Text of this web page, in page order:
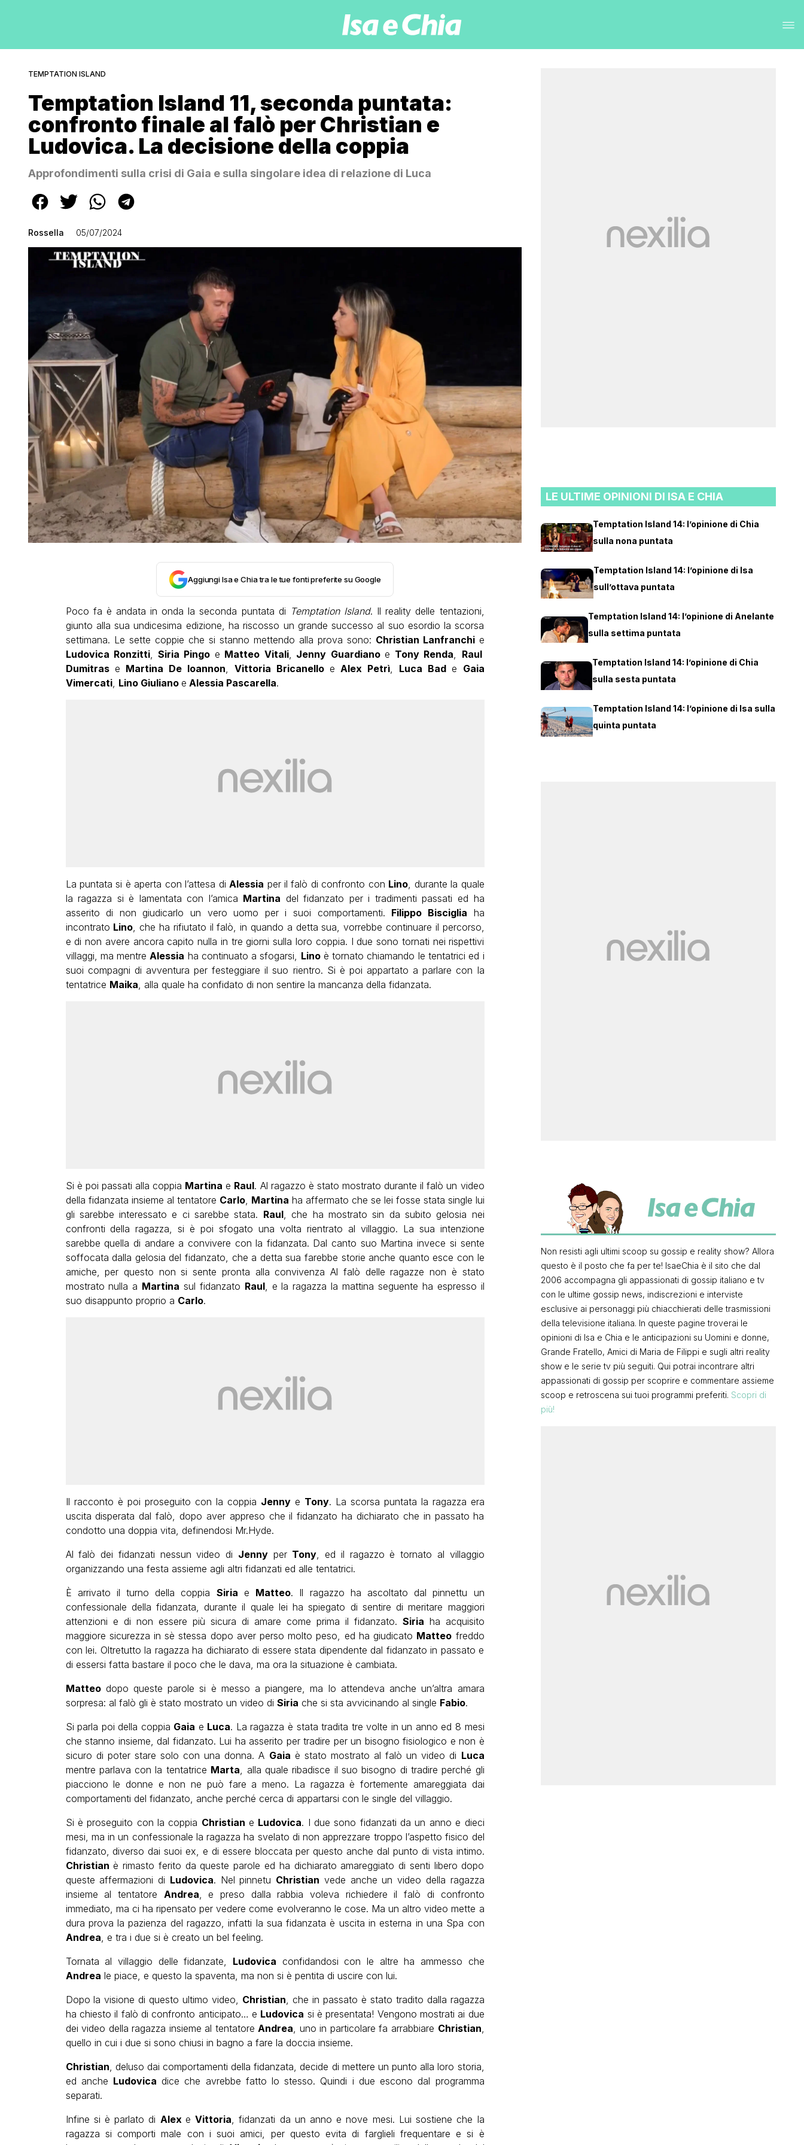
TEMPTATION ISLAND
Temptation Island 11, seconda puntata:
confronto finale al falò per Christian e
Ludovica. La decisione della coppia
Approfondimenti sulla crisi di Gaia e sulla singolare idea di relazione di Luca
Rossella 05/07/2024
Aggiungi Isa e Chia tra le tue fonti preferite su Google
Poco fa è andata in onda la seconda puntata di Temptation Island. Il reality delle tentazioni,
giunto alla sua undicesima edizione, ha riscosso un grande successo al suo esordio la scorsa
settimana. Le sette coppie che si stanno mettendo alla prova sono: Christian Lanfranchi e
Ludovica Ronzitti
Siria Pingo e Matteo Vitali, Jenny Guardianoe Tony Renda
Raul
Dumitras e Martina De Ioannon Vittoria Bricanelloe Alex Petrì Luca Bade Gaia
Vimercati, Lino Giuliano e Alessia Pascarella.
La puntata si è aperta con l’attesa di Alessia per il falò di confronto con Lino , durante la quale
la ragazza si è lamentata con l’amica Martina del fidanzato per i tradimenti passati ed ha
asserito di non giudicarlo un vero uomo per i suoi comportamenti. Filippo Bisciglia ha
incontrato Lino , che ha rifiutato il falò, in quando a detta sua, vorrebbe continuare il percorso,
e di non avere ancora capito nulla in tre giorni sulla loro coppia. I due sono tornati nei rispettivi
villaggi, ma mentre Alessia ha continuato a sfogarsi, Linoè tornato chiamando le tentatrici ed i
suoi compagni di avventura per festeggiare il suo rientro. Si è poi appartato a parlare con la
tentatrice Maika , alla quale ha confidato di non sentire la mancanza della fidanzata.
Si è poi passati alla coppia Martina e Raul. Al ragazzo è stato mostrato durante il falò un video
della fidanzata insieme al tentatore Carlo, Martina ha affermato che se lei fosse stata single lui
gli sarebbe interessato e ci sarebbe stata. Raul, che ha mostrato sin da subito gelosia nei
confronti della ragazza, si è poi sfogato una volta rientrato al villaggio. La sua intenzione
sarebbe quella di andare a convivere con la fidanzata. Dal canto suo Martina invece si sente
soffocata dalla gelosia del fidanzato, che a detta sua farebbe storie anche quanto esce con le
amiche, per questo non si sente pronta alla convivenza Al falò delle ragazze non è stato
mostrato nulla a Martina sul fidanzato Raul, e la ragazza la mattina seguente ha espresso il
suo disappunto proprio a Carlo.
Il racconto è poi proseguito con la coppia Jennye Tony. La scorsa puntata la ragazza era
uscita disperata dal falò, dopo aver appreso che il fidanzato ha dichiarato che in passato ha
condotto una doppia vita, definendosi Mr.Hyde.
Al falò dei fidanzati nessun video di Jennyper Tony , ed il ragazzo è tornato al villaggio
organizzando una festa assieme agli altri fidanzati ed alle tentatrici.
È arrivato il turno della coppia Siria e Matteo. Il ragazzo ha ascoltato dal pinnettu un
confessionale della fidanzata, durante il quale lei ha spiegato di sentire di meritare maggiori
attenzioni e di non essere più sicura di amare come prima il fidanzato. Siria ha acquisito
maggiore sicurezza in sè stessa dopo aver perso molto peso, ed ha giudicato Matteo freddo
con lei. Oltretutto la ragazza ha dichiarato di essere stata dipendente dal fidanzato in passato e
di essersi fatta bastare il poco che le dava, ma ora la situazione è cambiata.
Matteodopo queste parole si è messo a piangere, ma lo attendeva anche un’altra amara
sorpresa: al falò gli è stato mostrato un video di Siria che si sta avvicinando al single Fabio.
Si parla poi della coppia Gaia e Luca. La ragazza è stata tradita tre volte in un anno ed 8 mesi
che stanno insieme, dal fidanzato. Lui ha asserito per tradire per un bisogno fisiologico e non è
sicuro di poter stare solo con una donna. A Gaia è stato mostrato al falò un video di Luca
mentre parlava con la tentatrice Marta , alla quale ribadisce il suo bisogno di tradire perché gli
piacciono le donne e non ne può fare a meno. La ragazza è fortemente amareggiata dai
comportamenti del fidanzato, anche perché cerca di appartarsi con le single del villaggio.
Si è proseguito con la coppia Christian e Ludovica. I due sono fidanzati da un anno e dieci
mesi, ma in un confessionale la ragazza ha svelato di non apprezzare troppo l’aspetto fisico del
fidanzato, diverso dai suoi ex, e di essere bloccata per questo anche dal punto di vista intimo.
Christian è rimasto ferito da queste parole ed ha dichiarato amareggiato di senti libero dopo
queste affermazioni di Ludovica. Nel pinnetu Christian vede anche un video della ragazza
insieme al tentatore Andrea , e preso dalla rabbia voleva richiedere il falò di confronto
immediato, ma ci ha ripensato per vedere come evolveranno le cose. Ma un altro video mette a
dura prova la pazienza del ragazzo, infatti la sua fidanzata è uscita in esterna in una Spa con
Andrea , e tra i due si è creato un bel feeling.
Tornata al villaggio delle fidanzate, Ludovica confidandosi con le altre ha ammesso che
Andrea le piace, e questo la spaventa, ma non si è pentita di uscire con lui.
Dopo la visione di questo ultimo video, Christian , che in passato è stato tradito dalla ragazza
ha chiesto il falò di confronto anticipato… e Ludovica si è presentata! Vengono mostrati ai due
dei video della ragazza insieme al tentatore Andrea , uno in particolare fa arrabbiare Christian
quello in cui i due si sono chiusi in bagno a fare la doccia insieme.
Christian , deluso dai comportamenti della fidanzata, decide di mettere un punto alla loro storia,
ed anche Ludovica dice che avrebbe fatto lo stesso. Quindi i due escono dal programma
separati.
Infine si è parlato di Alex eVittoria , fidanzati da un anno e nove mesi. Lui sostiene che la
ragazza si comporti male con i suoi amici, per questo evita di farglieli frequentare e si è
LE ULTIME OPINIONI DI ISA E CHIA
Temptation Island 14: l’opinione di Chia
sulla nona puntata
Temptation Island 14: l’opinione di Isa
sull’ottava puntata
Temptation Island 14: l’opinione di Anelante
sulla settima puntata
Temptation Island 14: l’opinione di Chia
sulla sesta puntata
Temptation Island 14: l’opinione di Isa sulla
quinta puntata
Non resisti agli ultimi scoop su gossip e reality show? Allora
questo è il posto che fa per te! IsaeChia è il sito che dal
2006 accompagna gli appassionati di gossip italiano e tv
con le ultime gossip news, indiscrezioni e interviste
esclusive ai personaggi più chiacchierati delle trasmissioni
della televisione italiana. In queste pagine troverai le
opinioni di Isa e Chia e le anticipazioni su Uomini e donne,
Grande Fratello, Amici di Maria de Filippi e sugli altri reality
show e le serie tv più seguiti. Qui potrai incontrare altri
appassionati di gossip per scoprire e commentare assieme
scoop e retroscena sui tuoi programmi preferiti. Scopri di
più!